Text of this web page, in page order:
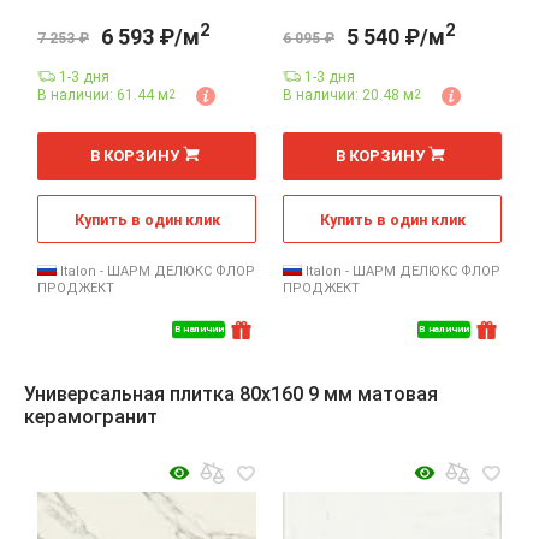
В наличии
7 253 ₽ 6 593 ₽/м2
1-3 дня
В наличии: 61.44 м2
м
В КОРЗИНУ
Купить в один клик
Italon - ШАРМ ДЕЛЮКС ФЛОР
ПРОДЖЕКТ
В наличии
6 095 ₽ 5 540 ₽/м2
1-3 дня
В наличии: 20.48 м2
м
В КОРЗИНУ
Купить в один клик
Italon - ШАРМ ДЕЛЮКС ФЛОР
ПРОДЖЕКТ
Универсальная плитка 80x160 9 мм матовая
керамогранит